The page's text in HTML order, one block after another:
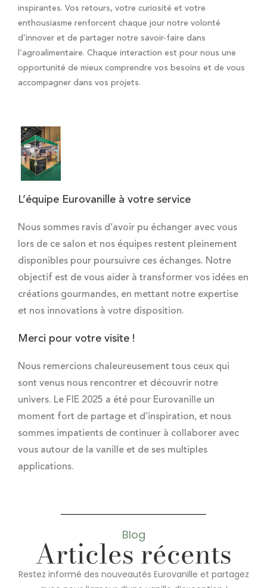
inspirantes. Vos retours, votre curiosité et votre
enthousiasme renforcent chaque jour notre volonté
d’innover et de partager notre savoir-faire dans
l’agroalimentaire. Chaque interaction est pour nous une
opportunité de mieux comprendre vos besoins et de vous
accompagner dans vos projets.
L’équipe Eurovanille à votre service
Nous sommes ravis d’avoir pu échanger avec vous
lors de ce salon et nos équipes restent pleinement
disponibles pour poursuivre ces échanges. Notre
objectif est de vous aider à transformer vos idées en
créations gourmandes, en mettant notre expertise
et nos innovations à votre disposition.
Merci pour votre visite !
Nous remercions chaleureusement tous ceux qui
sont venus nous rencontrer et découvrir notre
univers. Le FIE 2025 a été pour Eurovanille un
moment fort de partage et d’inspiration, et nous
sommes impatients de continuer à collaborer avec
vous autour de la vanille et de ses multiples
applications.
Blog
Articles récents
Restez informé des nouveautés Eurovanille et partagez